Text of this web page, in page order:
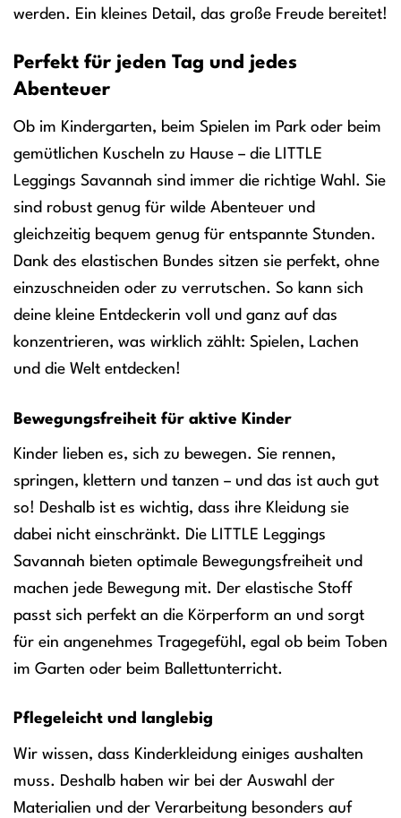
werden. Ein kleines Detail, das große Freude bereitet!
Perfekt für jeden Tag und jedes
Abenteuer
Ob im Kindergarten, beim Spielen im Park oder beim
gemütlichen Kuscheln zu Hause – die LITTLE
Leggings Savannah sind immer die richtige Wahl. Sie
sind robust genug für wilde Abenteuer und
gleichzeitig bequem genug für entspannte Stunden.
Dank des elastischen Bundes sitzen sie perfekt, ohne
einzuschneiden oder zu verrutschen. So kann sich
deine kleine Entdeckerin voll und ganz auf das
konzentrieren, was wirklich zählt: Spielen, Lachen
und die Welt entdecken!
Bewegungsfreiheit für aktive Kinder
Kinder lieben es, sich zu bewegen. Sie rennen,
springen, klettern und tanzen – und das ist auch gut
so! Deshalb ist es wichtig, dass ihre Kleidung sie
dabei nicht einschränkt. Die LITTLE Leggings
Savannah bieten optimale Bewegungsfreiheit und
machen jede Bewegung mit. Der elastische Stoff
passt sich perfekt an die Körperform an und sorgt
für ein angenehmes Tragegefühl, egal ob beim Toben
im Garten oder beim Ballettunterricht.
Pflegeleicht und langlebig
Wir wissen, dass Kinderkleidung einiges aushalten
muss. Deshalb haben wir bei der Auswahl der
Materialien und der Verarbeitung besonders auf